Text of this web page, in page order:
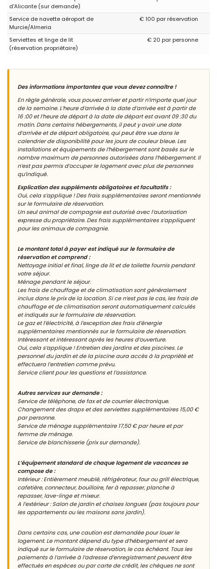
d'Alicante (sur demande)
Service de navette aéroport de
Murcie/Almeria
€ 100 par réservation
Serviettes et linge de lit
(réservation propriétaire)
€ 20 par personne
Des informations importantes que vous devez connaître !
En règle générale, vous pouvez arriver et partir n’importe quel jour
de la semaine. L’heure d’arrivée à la date d’arrivée est à partir de
16 :00 et l’heure de départ à la date de départ est avant 09 :30 du
matin. Dans certains hébergements, il peut y avoir une date
d’arrivée et de départ obligatoire, qui peut être vue dans le
calendrier de disponibilité pour les jours de couleur bleue. Les
installations et équipements de l’hébergement sont basés sur le
nombre maximum de personnes autorisées dans l’hébergement. Il
n’est pas permis d’occuper le logement avec plus de personnes
qu’indiqué.
Explication des suppléments obligatoires et facultatifs :
Oui, cela s’applique ! Des frais supplémentaires seront mentionnés
sur le formulaire de réservation.
Un seul animal de compagnie est autorisé avec l’autorisation
expresse du propriétaire. Des frais supplémentaires s’appliquent
pour les animaux de compagnie.
Le montant total à payer est indiqué sur le formulaire de
réservation et comprend :
Nettoyage initial et final, linge de lit et de toilette fournis pendant
votre séjour.
Ménage pendant le séjour.
Les frais de chauffage et de climatisation sont généralement
inclus dans le prix de la location. Si ce n’est pas le cas, les frais de
chauffage et de climatisation seront automatiquement calculés
et indiqués sur le formulaire de réservation.
Le gaz et l’électricité, à l’exception des frais d’énergie
supplémentaires mentionnés sur le formulaire de réservation.
Intéressant et intéressant après les heures d’ouverture.
Oui, cela s’applique ! Entretien des jardins et des piscines. Le
personnel du jardin et de la piscine aura accès à la propriété et
effectuera l’entretien comme prévu.
Service client pour les questions et l’assistance.
Autres services sur demande :
Service de téléphone, de fax et de courrier électronique.
Changement des draps et des serviettes supplémentaires 15,00 €
par personne.
Service de ménage supplémentaire 17,50 € par heure et par
femme de ménage.
Service de blanchisserie (prix sur demande).
L’équipement standard de chaque logement de vacances se
compose de :
Intérieur : Entièrement meublé, réfrigérateur, four ou grill électrique,
cafetière, connecteur, bouilloire, fer à repasser, planche à
repasser, lave-linge et mixeur.
A l’extérieur : Salon de jardin et chaises longues (pas toujours pour
les appartements ou les maisons sans jardin).
Dans certains cas, une caution est demandée pour louer le
logement. Le montant dépend du type d’hébergement et sera
indiqué sur le formulaire de réservation, le cas échéant. Tous les
paiements à l’arrivée à l’adresse d’enregistrement peuvent être
effectués en espèces ou par carte de crédit, les chèques ne sont